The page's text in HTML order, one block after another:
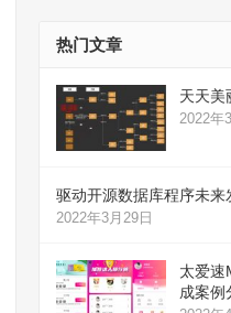
热门文章
天天美
2022年
驱动开源数据库程序未来
2022年3月29日
太爱速
成案例